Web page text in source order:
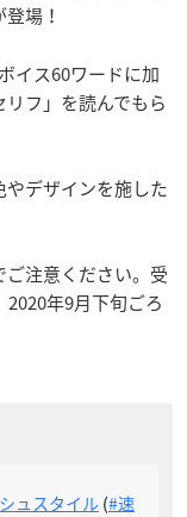
登場！
イス60ワードに加
フ」を読んでもら
デザインを施した
注意ください。受
年9月下旬ごろ
ュスタイル (#速